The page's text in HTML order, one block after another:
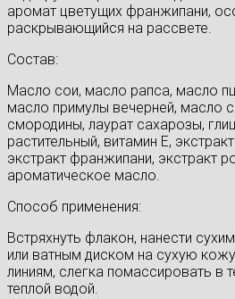
аромат цветущих франжипани,
раскрывающийся на рассвете.
Состав:
Масло сои, масло рапса, масло
масло примулы вечерней, масло
смородины, лаурат сахарозы,
растительный, витамин Е,
экстракт франжипани, экстракт
ароматическое масло.
Способ применения:
Встряхнуть флакон, нанести
или ватным диском на сухую
линиям, слегка помассировать в
теплой водой.